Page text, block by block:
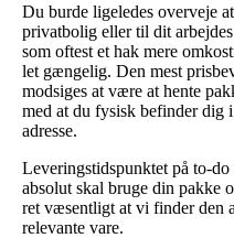
Du burde ligeledes overveje
privatbolig eller til dit
som oftest et hak mere
let gængelig. Den mest
modsiges at være at hente
med at du fysisk befinder dig
adresse.
Leveringstidspunktet på to-
absolut skal bruge din pakke
ret væsentligt at vi finder den
relevante vare.